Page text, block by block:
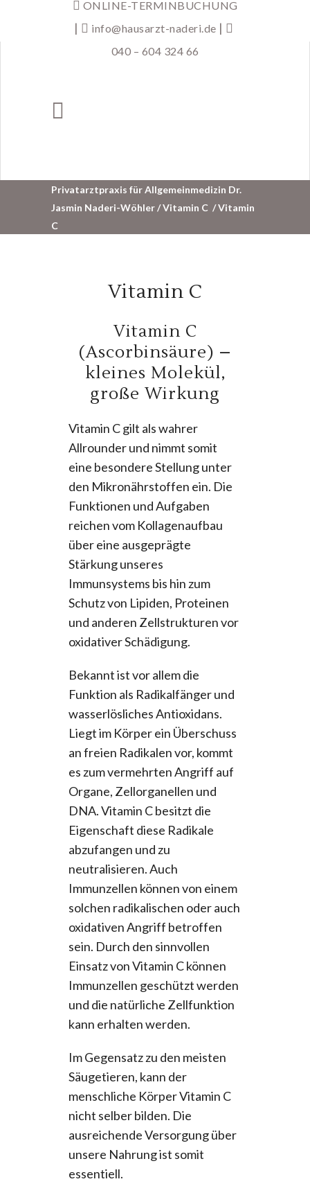
ONLINE-TERMINBUCHUNG
| info@hausarzt-naderi.de |
040 – 604 324 66
Privatarztpraxis für Allgemeinmedizin Dr.
Jasmin Naderi-Wöhler/Vitamin C /Vitamin
C
Vitamin C
Vitamin C
(Ascorbinsäure) –
kleines Molekül,
große Wirkung
Vitamin C gilt als wahrer
Allrounder und nimmt somit
eine besondere Stellung unter
den Mikronährstoffen ein. Die
Funktionen und Aufgaben
reichen vom Kollagenaufbau
über eine ausgeprägte
Stärkung unseres
Immunsystems bis hin zum
Schutz von Lipiden, Proteinen
und anderen Zellstrukturen vor
oxidativer Schädigung.
Bekannt ist vor allem die
Funktion als Radikalfänger und
wasserlösliches Antioxidans.
Liegt im Körper ein Überschuss
an freien Radikalen vor, kommt
es zum vermehrten Angriff auf
Organe, Zellorganellen und
DNA. Vitamin C besitzt die
Eigenschaft diese Radikale
abzufangen und zu
neutralisieren. Auch
Immunzellen können von einem
solchen radikalischen oder auch
oxidativen Angriff betroffen
sein. Durch den sinnvollen
Einsatz von Vitamin C können
Immunzellen geschützt werden
und die natürliche Zellfunktion
kann erhalten werden.
Im Gegensatz zu den meisten
Säugetieren, kann der
menschliche Körper Vitamin C
nicht selber bilden. Die
ausreichende Versorgung über
unsere Nahrung ist somit
essentiell.